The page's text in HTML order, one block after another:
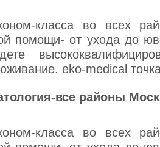
класса во всех
помощи- от ухода до
eko-medical
все районы
класса во всех